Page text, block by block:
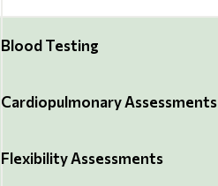
Blood Testing
Cardiopulmonary Assessments
Flexibility Assessments